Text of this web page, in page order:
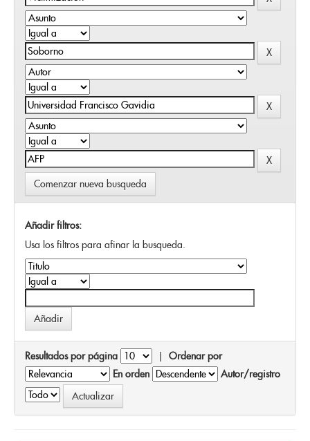
Comenzar nueva busqueda
Añadir filtros:
Usa los filtros para afinar la busqueda.
Resultados por página | Ordenar por
En orden
Autor/registro